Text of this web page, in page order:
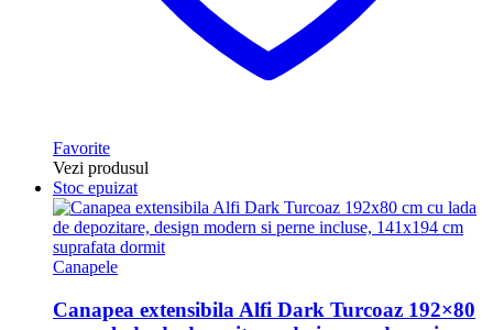
Favorite
Vezi produsul
Stoc epuizat
Canapele
Canapea extensibila Alfi Dark Turcoaz 192×80